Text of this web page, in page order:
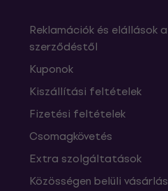
Reklamációk és elállások a
szerződéstől
Kuponok
Kiszállítási feltételek
Fizetési feltételek
Csomagkövetés
Extra szolgáltatások
Közösségen belüli vásárlás